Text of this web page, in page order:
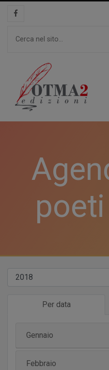
Per data
Gennaio
Febbraio